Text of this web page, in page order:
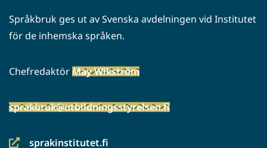
Språkbruk ges ut av Svenska avdelningen vid Institutet
för de inhemska språken.
ChefredaktörMay Wikström
sprakbruk@utbildningsstyrelsen.fi
sprakinstitutet.fi